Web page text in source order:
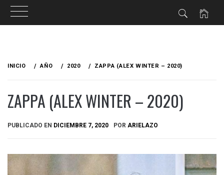
INICIO AÑO 2020 ZAPPA (ALEX WINTER – 2020)
ZAPPA (ALEX WINTER – 2020)
PUBLICADO EN DICIEMBRE 7, 2020 POR ARIELAZO